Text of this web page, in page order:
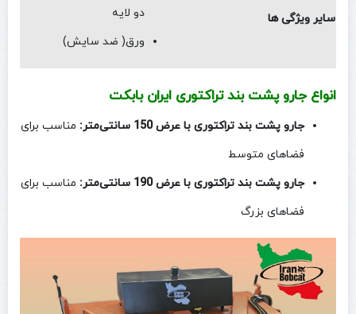
سایر ویژگی ها
دو لایه
ورق( ضد سایش)
انواع جارو پشت بند تراکتوری ایران بابکت
جارو پشت بند تراکتوری با عرض 150 سانتی‌متر:
مناسب برای
فضاهای متوسط
جارو پشت بند تراکتوری با عرض 190 سانتی‌متر:
مناسب برای
فضاهای بزرگ